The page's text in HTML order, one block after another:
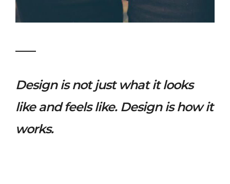
Design is not just what it looks
like and feels like. Design is how it
works.